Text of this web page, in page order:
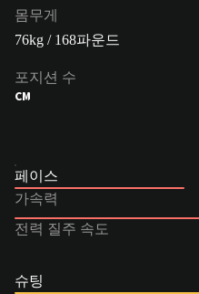
몸무게
76kg / 168파운드
포지션 수
CM
페이스
가속력
전력 질주 속도
슈팅